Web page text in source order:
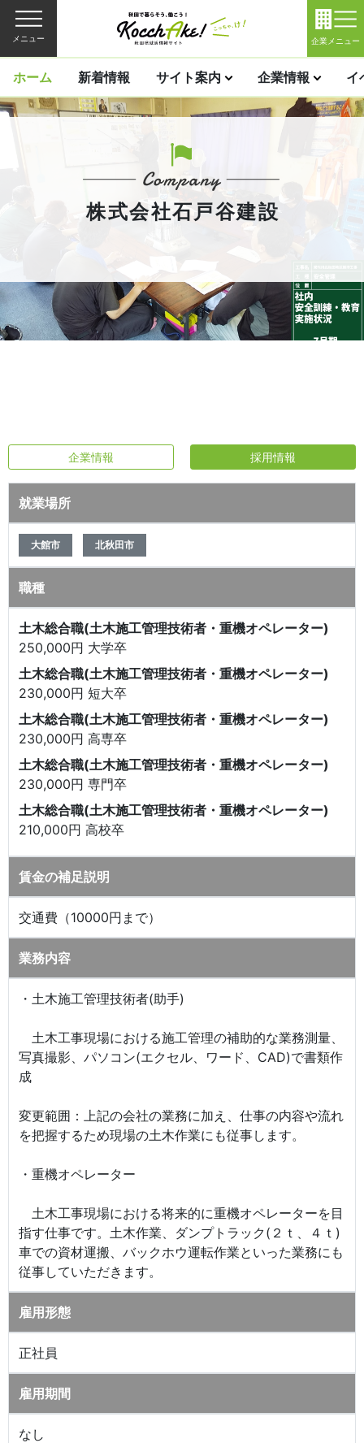
メニュー 企業メニュー
ホーム 新着情報 サイト案内 企業情報 イ
株式会社石戸谷建設
企業情報 採用情報
就業場所
大館市 北秋田市
職種
土木総合職(土木施工管理技術者・重機オペレーター)
250,000円 大学卒
土木総合職(土木施工管理技術者・重機オペレーター)
230,000円 短大卒
土木総合職(土木施工管理技術者・重機オペレーター)
230,000円 高専卒
土木総合職(土木施工管理技術者・重機オペレーター)
230,000円 専門卒
土木総合職(土木施工管理技術者・重機オペレーター)
210,000円 高校卒
賃金の補足説明
交通費（10000円まで）
業務内容
・土木施工管理技術者(助手)
土木工事現場における施工管理の補助的な業務測量、
写真撮影、パソコン(エクセル、ワード、CAD)で書類作
成
変更範囲：上記の会社の業務に加え、仕事の内容や流れ
を把握するため現場の土木作業にも従事します。
・重機オペレーター
土木工事現場における将来的に重機オペレーターを目
指す仕事です。土木作業、ダンプトラック(２ｔ、４ｔ)
車での資材運搬、バックホウ運転作業といった業務にも
従事していただきます。
雇用形態
正社員
雇用期間
なし